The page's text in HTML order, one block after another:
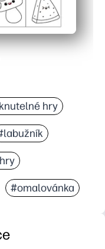
hry
#omalovánka